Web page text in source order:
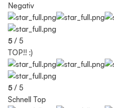
Negativ
5 / 5
TOP!! :)
5 / 5
Schnell Top